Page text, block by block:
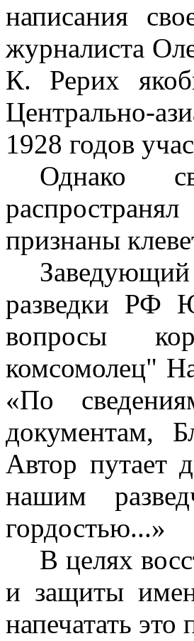
написания
журналиста
К. Рерих
Центрально-
1928 годов
Однако
признаны
разведки РФ
вопросы
комсомолец"
«По
документам,
Автор путает
нашим
гордостью...»
В целях
и защиты
напечатать это